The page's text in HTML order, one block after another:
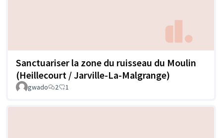
Sanctuariser la zone du ruisseau du Moulin
(Heillecourt / Jarville-La-Malgrange)
gwado 2 1